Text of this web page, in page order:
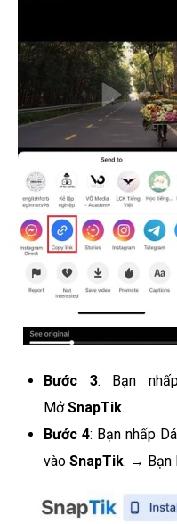
Bước 3: Bạn
MởSnapTik.
Bước 4: Bạn nhấp
vào SnapTik. → Bạn